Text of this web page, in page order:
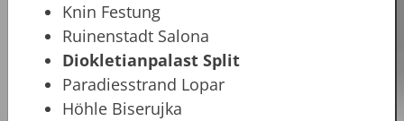
Knin Festung
Ruinenstadt Salona
Diokletianpalast Split
Paradiesstrand Lopar
Höhle Biserujka